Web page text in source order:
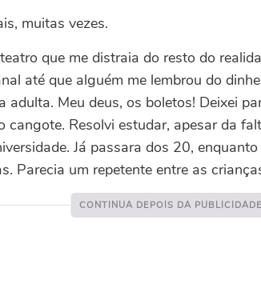
muitas vezes.
que me distraia do resto do
até que alguém me lembrou do
adulta. Meu deus, os boletos! Deixei
cangote. Resolvi estudar, apesar da
Já passara dos 20,
Parecia um repetente entre as